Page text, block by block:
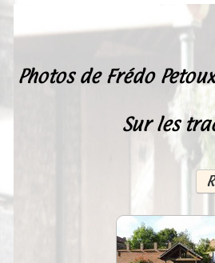
Un Peu d'Histoire
Outils-des-
Cartes Postales-
Peintures
Photos de Frédo
Sur les